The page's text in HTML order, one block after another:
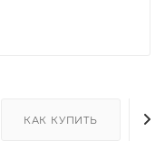
КАК КУПИТЬ